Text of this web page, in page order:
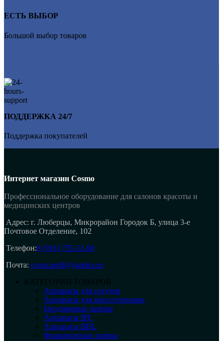
ЕСТЬ ВЫБОР
Большой выбор товаров
ПОДДЕРЖКА 24/7
Поддержка покупателей
Интернет магазин Cosmo
Профессиональное оборудование для салонов красоты и
медицинских центров
Адрес: г. Люберцы, Микрорайон Городок Б, улица 3-е
Почтовое Отделение, 102
Телефон:8 (916) 755-12-00
Почта: cosm.profi@yandex.ru
КАТЕГОРИИ ТОВАРОВ
Аппараты для сосудов
Аппараты для прессотерапии
Неодимовые лазеры
Аппараты IPL
Аппараты BBL
Фракционные лазеры